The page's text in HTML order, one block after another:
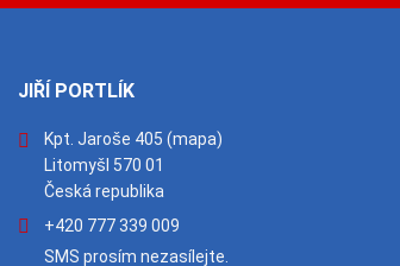
JIŘÍ PORTLÍK
Kpt. Jaroše 405 (mapa)
Litomyšl 570 01
Česká republika
+420 777 339 009
SMS prosím nezasílejte.